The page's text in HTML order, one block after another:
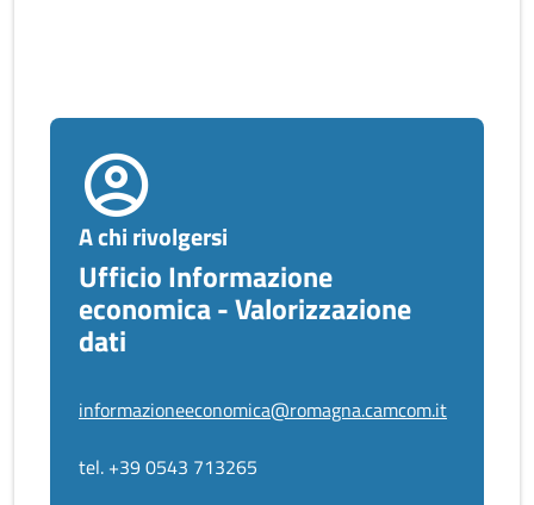
A chi rivolgersi
Ufficio Informazione
economica - Valorizzazione
dati
informazioneeconomica@romagna.camcom.it
tel. +39 0543 713265